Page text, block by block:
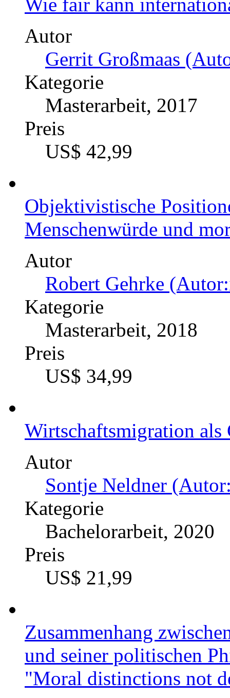
Wie fair kann
Autor
Gerrit Großmaas
Kategorie
Masterarbeit, 2017
Preis
US$ 42,99
Objektivistische
Menschenwürde und
Autor
Robert Gehrke
Kategorie
Masterarbeit, 2018
Preis
US$ 34,99
Wirtschaftsmigration als
Autor
Sontje Neldner
Kategorie
Bachelorarbeit, 2020
Preis
US$ 21,99
Zusammenhang
und seiner politischen
"Moral distinctions not